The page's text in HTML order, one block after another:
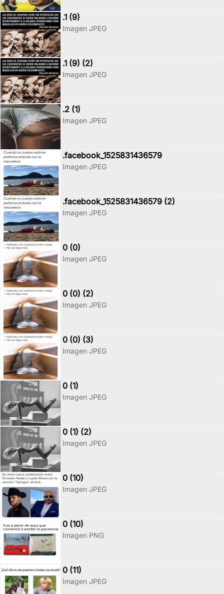
.1 (9)
Imagen JPEG
.1 (9) (2)
Imagen JPEG
.2 (1)
Imagen JPEG
.facebook_1525831436579
Imagen JPEG
.facebook_1525831436579 (2)
Imagen JPEG
0 (0)
Imagen JPEG
0 (0) (2)
Imagen JPEG
0 (0) (3)
Imagen JPEG
0 (1)
Imagen JPEG
0 (1) (2)
Imagen JPEG
0 (10)
Imagen JPEG
0 (10)
Imagen PNG
0 (11)
Imagen JPEG